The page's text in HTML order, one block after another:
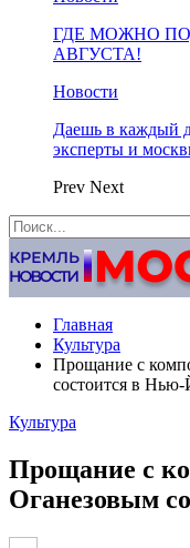
ГДЕ МОЖНО
АВГУСТА!
Новости
Даешь в каждый
эксперты и
Prev Next
Главная
Культура
Прощание с
состоится в
Культура
Прощание с
Оганезовым